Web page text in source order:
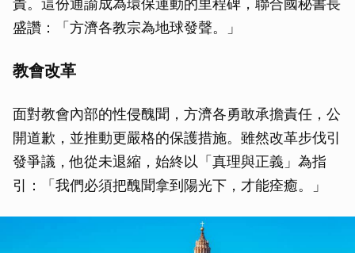
責。這份通諭成為環保運動的里程碑，聯合國秘書長
盛讚：「方濟各教宗為地球發聲。」
教會改革
面對教會內部的性侵醜聞，方濟各勇敢承擔責任，公
開道歉，並推動更嚴格的保護措施。雖然改革步伐引
發爭議，他從未退縮，始終以「真理與正義」為指
引：「我們必須把醜聞拿到陽光下，才能痊癒。」